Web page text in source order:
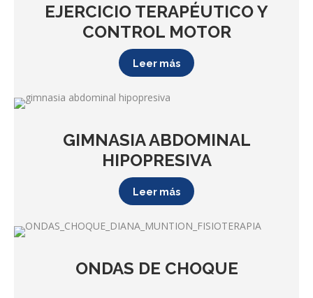
EJERCICIO TERAPÉUTICO Y
CONTROL MOTOR
Leer más
GIMNASIA ABDOMINAL
HIPOPRESIVA
Leer más
ONDAS DE CHOQUE